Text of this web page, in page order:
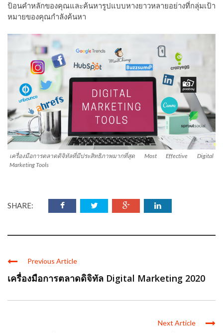
ป้อนคำหลักของคุณและค้นหารูปแบบหางยาวหลายอย่างที่กลุ่มเป้า
หมายของคุณกำลังค้นหา
เครื่องมือการตลาดดิจิทัลที่มีประสิทธิภาพมากที่สุด Most Effective Digital
Marketing Tools
SHARE:
Previous Article
เครื่องมือการตลาดดิจิทัล Digital Marketing 2020
Next Article